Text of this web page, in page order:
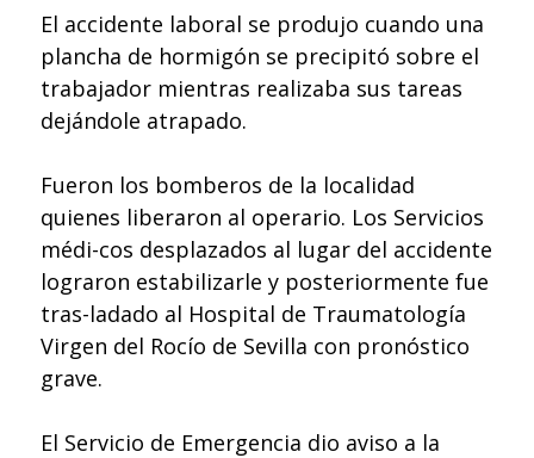
El accidente laboral se produjo cuando una
plancha de hormigón se precipitó sobre el
trabajador mientras realizaba sus tareas
dejándole atrapado.
Fueron los bomberos de la localidad
quienes liberaron al operario. Los Servicios
médi-cos desplazados al lugar del accidente
lograron estabilizarle y posteriormente fue
tras-ladado al Hospital de Traumatología
Virgen del Rocío de Sevilla con pronóstico
grave.
El Servicio de Emergencia dio aviso a la